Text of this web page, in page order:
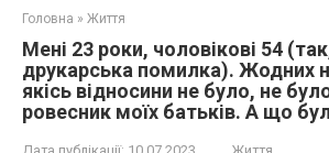
Головна » Життя
Мені 23 роки, чоловікові 54
друкарська помилка). Жодних
якісь відносини не було, не
ровесник моїх батьків. А що